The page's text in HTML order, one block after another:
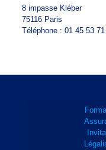
8 impasse Kléber
75116 Paris
Téléphone : 01 45 53